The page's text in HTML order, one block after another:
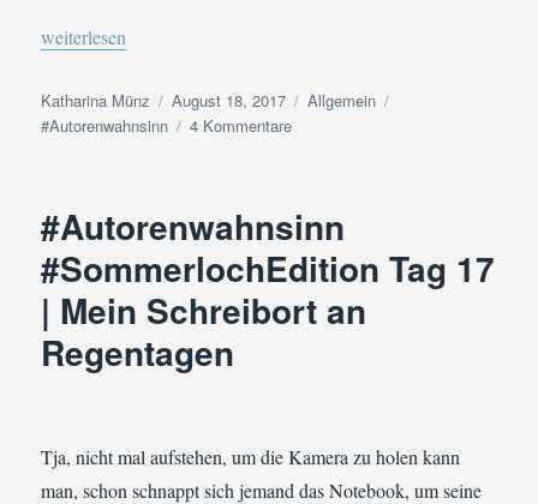
„#Autorenwahnsinn #SommerlochEdition Tag 18 | Mein
weiterlesen
Autor
Katharina Münz
Veröffentlicht
am
August 18, 2017 Kategorien
Allgemein
#Autorenwahnsinn
4 Kommentarezu
18
Mein
aktuelles
Notiz“buch“
#Autorenwahnsinn
#SommerlochEdition Tag 17
| Mein Schreibort an
Regentagen
Tja, nicht mal aufstehen, um die Kamera zu holen kann
man, schon schnappt sich jemand das Notebook, um seine